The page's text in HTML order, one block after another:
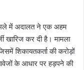
में अदालत ने एक अहम
खारिज कर दी है। मामला
शिकायतकर्ता की करोड़ों
के आधार पर हड़पने की